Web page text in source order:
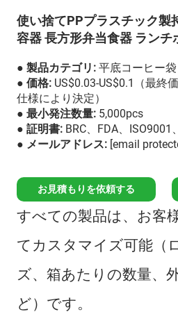
使い捨てPPプラスチック製
容器 長方形弁当食器 ランチ
● 製品カテゴリ: 平底コーヒー袋
● 価格: US$0.03-US$0.1（最終
仕様により決定）
● 最小発注数量: 5,000pcs
● 証明書: BRC、FDA、ISO9001
● メールアドレス: [email
お見積もりを依頼する
すべての製品は、お客
てカスタマイズ可能（
ズ、箱あたりの数量、
ど）です。